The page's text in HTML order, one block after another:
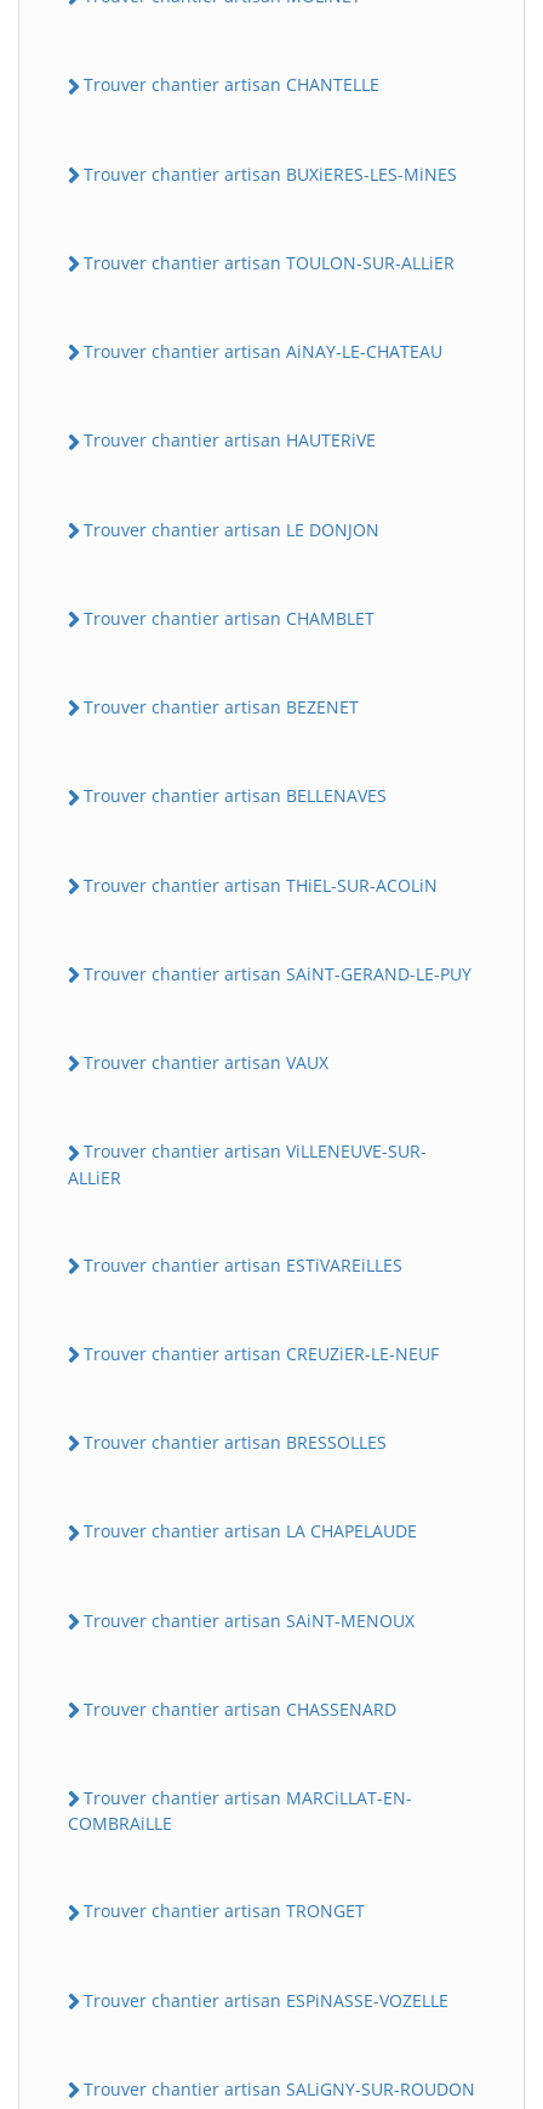
Trouver chantier artisan CHANTELLE
Trouver chantier artisan BUXiERES-LES-MiNES
Trouver chantier artisan TOULON-SUR-ALLiER
Trouver chantier artisan AiNAY-LE-CHATEAU
Trouver chantier artisan HAUTERiVE
Trouver chantier artisan LE DONJON
Trouver chantier artisan CHAMBLET
Trouver chantier artisan BEZENET
Trouver chantier artisan BELLENAVES
Trouver chantier artisan THiEL-SUR-ACOLiN
Trouver chantier artisan SAiNT-GERAND-LE-PUY
Trouver chantier artisan VAUX
Trouver chantier artisan ViLLENEUVE-SUR-
ALLiER
Trouver chantier artisan ESTiVAREiLLES
Trouver chantier artisan CREUZiER-LE-NEUF
Trouver chantier artisan BRESSOLLES
Trouver chantier artisan LA CHAPELAUDE
Trouver chantier artisan SAiNT-MENOUX
Trouver chantier artisan CHASSENARD
Trouver chantier artisan MARCiLLAT-EN-
COMBRAiLLE
Trouver chantier artisan TRONGET
Trouver chantier artisan ESPiNASSE-VOZELLE
Trouver chantier artisan SALiGNY-SUR-ROUDON